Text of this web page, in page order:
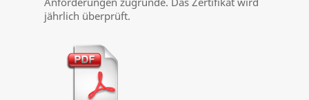
jährlich überprüft.